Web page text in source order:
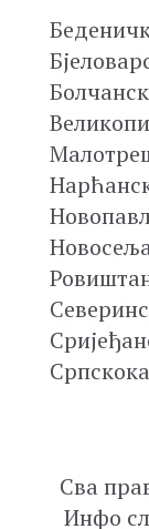
Сва
Инфо